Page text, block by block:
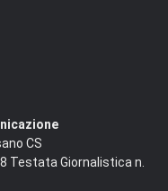
CS
Testata Giornalistica n.